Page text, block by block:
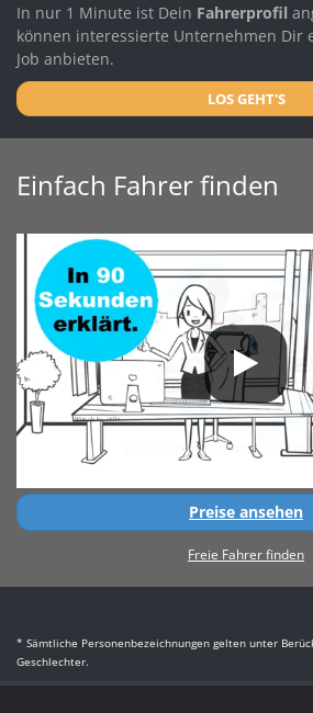
In nur 1 Minute ist Dein Fahrerprofil
können interessierte Unternehmen Dir
Job anbieten.
LOS GEHT'S
Einfach Fahrer finden
Preise ansehen
Freie Fahrer finden
* Sämtliche Personenbezeichnungen gelten unter
Geschlechter.